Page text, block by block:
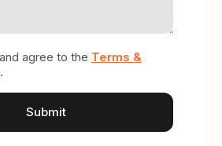
agree to the Terms &
.